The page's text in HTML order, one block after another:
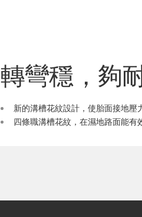
轉彎穩，夠
新的溝槽花紋設計，使胎面接地壓
四條職溝槽花紋，在濕地路面能有